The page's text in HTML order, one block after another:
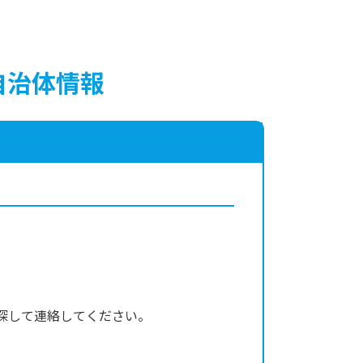
体情報
て連絡してください。